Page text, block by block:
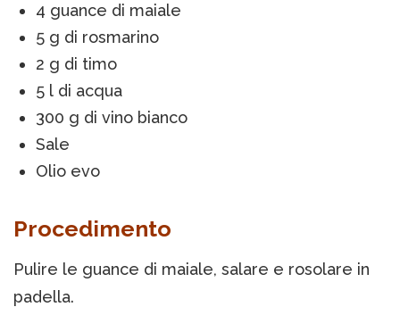
4 guance di maiale
5 g di rosmarino
2 g di timo
5 l di acqua
300 g di vino bianco
Sale
Olio evo
Procedimento
Pulire le guance di maiale, salare e rosolare in
padella.